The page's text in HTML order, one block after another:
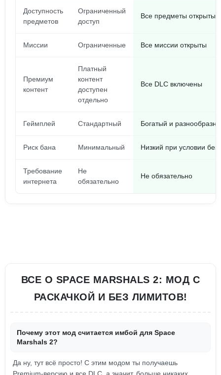
Доступность
предметов
Ограниченный
доступ
Все предметы открыты
Миссии Ограниченные Все миссии открыты
Премиум
контент
Платный
контент
доступен
отдельно
Все DLC включены
Геймплей Стандартный Богатый и
Риск бана Минимальный Низкий при условии
Требование
интернета
Не
обязательно
Не обязательно
ВСЕ О SPACE MARSHALS 2: МОД С
РАСКАЧКОЙ И БЕЗ ЛИМИТОВ!
Почему этот мод считается имбой для Space
Marshals 2?
Да ну, тут всё просто! С этим модом ты получаешь